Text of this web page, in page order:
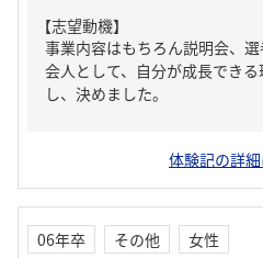
【志望動機】
事業内容はもちろん説明会、
会人として、自分が成長でき
し、決めました。
体験記の詳
06年卒 その他
女性